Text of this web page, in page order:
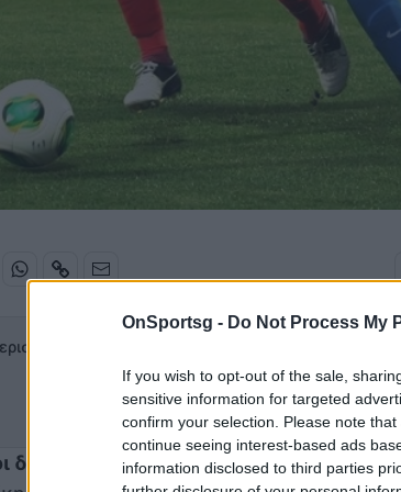
OnSportsg - Do Not Process My
If you wish to opt-out of the sale,
sensitive information for targeted
confirm your selection. Please note
continue seeing interest-based ads
information disclosed to third parties
άρθρα του OnSports όταν αναζητάς
Προσθήκη ως προτιμώμενη πηγή
στα αποτελέσματα Google
δηλώσεις του:«Ήταν μια αγχωτική